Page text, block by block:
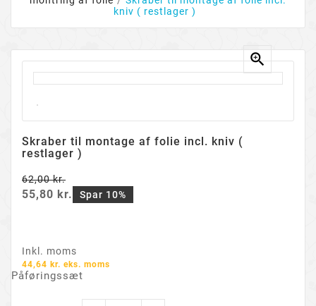
kniv ( restlager )

Skraber til montage af folie incl. kniv (
restlager )
62,00 kr.
55,80 kr. Spar 10%
Inkl. moms
44,64 kr. eks. moms
Påføringssæt